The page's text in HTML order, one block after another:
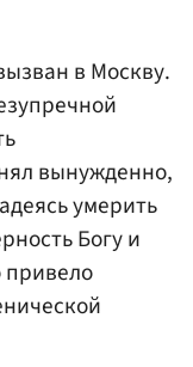
в Москву.
вынужденно,
умерить
Богу и
привело